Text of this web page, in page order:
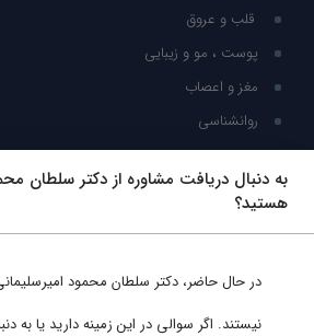
قلب و عروق
پوست ، مو و زیبایی
مغز و اعصاب
روانشناسی
شبکه های اجتماعی
ما را در شبکه های اجتماعی دنبال کنید
به دنبال دریافت مشاوره از دکتر سلطان
هستید؟
در حال حاضر، دکتر سلطان محمود
نیستند. اگر سوالی در این زمینه دارید یا به